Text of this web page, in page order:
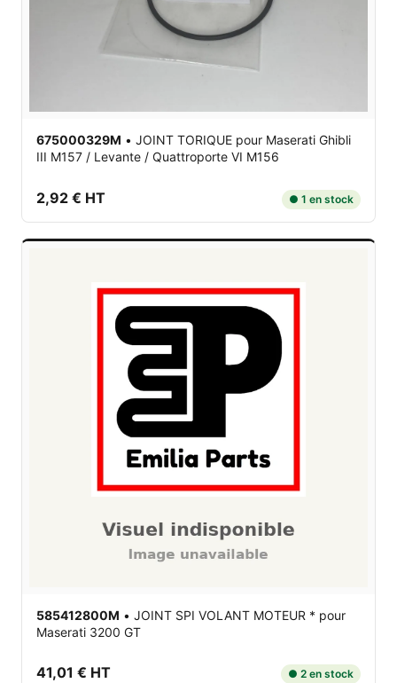
675000329M • JOINT TORIQUE pour Maserati Ghibli
III M157 / Levante / Quattroporte VI M156
2,92 € HT ● 1 en stock
585412800M • JOINT SPI VOLANT MOTEUR * pour
Maserati 3200 GT
41,01 € HT ● 2 en stock